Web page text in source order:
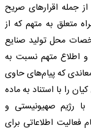
جمله اقرارهای صریح
متعلق به متهم که از
محل تولید صنایع
و اطلاع متهم نسبت به
که پیام‌های حاوی
را با استناد به ماده
رژیم صهیونیستی و
فعالیت اطلاعاتی برای